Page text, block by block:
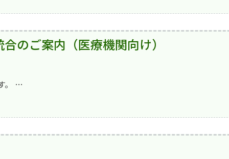
のご案内（医療機関向け）
。 …